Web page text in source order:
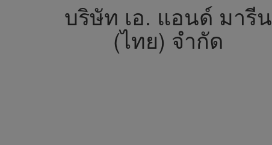
บริษัท เอ. แอนด์ มารีน
(ไทย) จำกัด